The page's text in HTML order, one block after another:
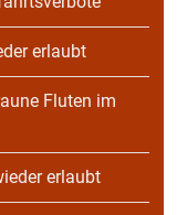
erlaubt
Fluten im
erlaubt